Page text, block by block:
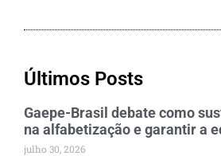
Últimos Posts
Gaepe-Brasil debate como
na alfabetização e garantir a
julho 30, 2026